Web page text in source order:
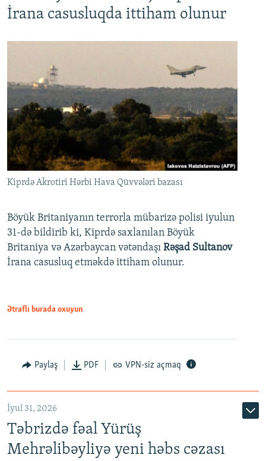
İrana casusluqda ittiham olunur
Kiprdə Akrotiri Hərbi Hava Qüvvələri bazası
Böyük Britaniyanın terrorla mübarizə polisi iyulun
31-də bildirib ki, Kiprdə saxlanılan Böyük
Britaniya və Azərbaycan vətəndaşı Rəşad Sultanov
İrana casusluq etməkdə ittiham olunur.
Ətraflı burada oxuyun
Paylaş PDF VPN-siz açmaq
İyul 31, 2026
Təbrizdə fəal Yürüş
Mehrəlibəyliyə yeni həbs cəzası